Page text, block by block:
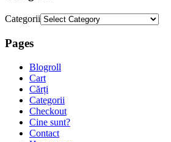
Categorii
Pages
Blogroll
Cart
Cărți
Categorii
Checkout
Cine sunt?
Contact